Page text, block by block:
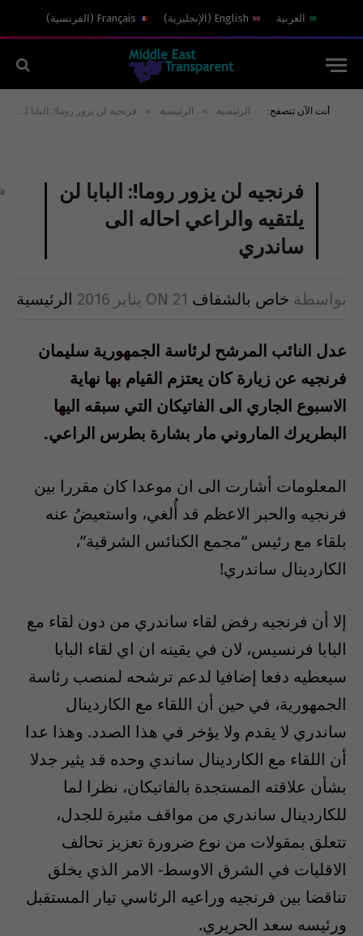
العربية English
( الإنجليزية)
Français
( الفرنسية)
أنت الآن تتصفح: الرئيسية » الرئيسية » فرنجيه لن يزور روما!: البابا لن يلتقيه والراعي احاله الى ساندري ‎
فرنجيه لن يزور روما!: البابا لن
يلتقيه والراعي احاله الى
ساندري ‎
بواسطة خاص بالشفاف ON 21 يناير 2016 الرئيسية
عدل النائب المرشح لرئاسة الجمهورية سليمان
فرنجيه عن زيارة كان يعتزم القيام بها نهاية
الاسبوع الجاري الى الفاتيكان التي سبقه اليها
البطريرك الماروني مار بشارة بطرس الراعي.
المعلومات أشارت الى ان موعدا كان مقررا بين
فرنجيه والحبر الاعظم قد أُلغي، واستعيضُ عنه
بلقاء مع رئيس “مجمع الكنائس الشرقية”،
الكاردينال ساندري!
إلا أن فرنجيه رفض لقاء ساندري من دون لقاء مع
البابا فرنسيس، لان في يقينه ان اي لقاء البابا
سيعطيه دفعا إضافيا لدعم ترشحه لمنصب رئاسة
الجمهورية، في حين أن اللقاء مع الكاردينال
ساندري لا يقدم ولا يؤخر في هذا الصدد. وهذا عدا
أن اللقاء مع الكاردينال ساندي وحده قد يثير جدلا
بشأن علاقته المستجدة بالفاتيكان، نظرا لما
للكاردينال ساندري من مواقف مثيرة للجدل،
تتعلق بمقولات من نوع ضرورة تعزيز تحالف
الاقليات في الشرق الاوسط- الامر الذي يخلق
تناقضا بين فرنجيه وراعيه الرئاسي تيار المستقبل
ورئيسه سعد الحريري.